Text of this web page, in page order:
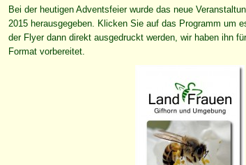
Bei der heutigen Adventsfeier wurde das neue
2015 herausgegeben. Klicken Sie auf das Programm um
der Flyer dann direkt ausgedruckt werden, wir haben ihn
Format vorbereitet.